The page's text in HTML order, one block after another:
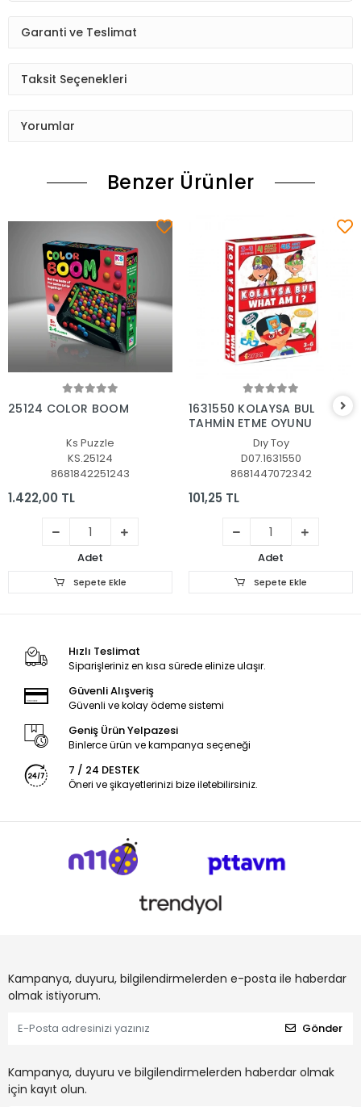
Garanti ve Teslimat
Taksit Seçenekleri
Yorumlar
Benzer Ürünler
25124 COLOR BOOM
Ks Puzzle
KS.25124
8681842251243
1.422,00 TL
Adet
Sepete Ekle
1631550 KOLAYSA BUL
TAHMİN ETME OYUNU
Dıy Toy
D07.1631550
8681447072342
101,25 TL
Adet
Sepete Ekle
Hızlı Teslimat
Siparişleriniz en kısa sürede elinize ulaşır.
Güvenli Alışveriş
Güvenli ve kolay ödeme sistemi
Geniş Ürün Yelpazesi
Binlerce ürün ve kampanya seçeneği
7 / 24 DESTEK
Öneri ve şikayetlerinizi bize iletebilirsiniz.
Kampanya, duyuru, bilgilendirmelerden e-posta ile haberdar
olmak istiyorum.
Gönder
Kampanya, duyuru ve bilgilendirmelerden haberdar olmak
için kayıt olun.